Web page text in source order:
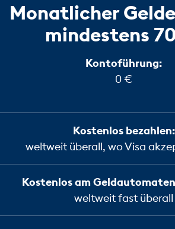
Monatlicher
mindestens
Kontoführung:
0 €
Kostenlos bezahlen:
weltweit überall, wo Visa
Kostenlos am
weltweit fast überall